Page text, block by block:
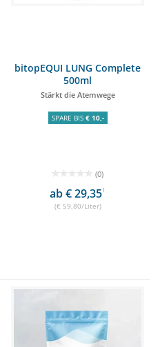
bitopEQUI LUNG Complete
500ml
Stärkt die Atemwege
SPARE BIS € 10,-
(0)
ab € 29,351
(€ 59,80/Liter)